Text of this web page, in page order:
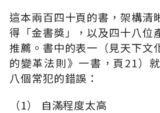
這本兩百四十頁的書，架構清
得「金書獎」，以及四十八位
推薦。書中的表一（見天下文
的變革法則》一書，頁21）
八個常犯的錯誤：
（1） 自滿程度太高